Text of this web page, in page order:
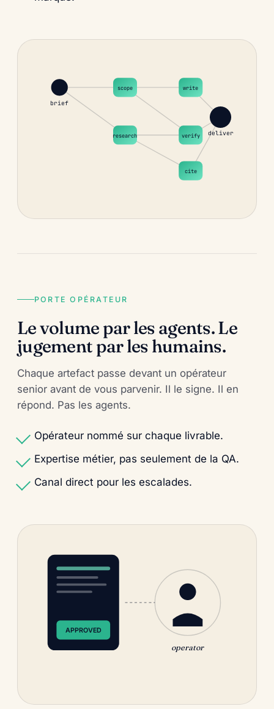
brief
scope
research
write
verify
cite
deliver
PORTE OPÉRATEUR
Le volume par les agents. Le
jugement par les humains.
Chaque artefact passe devant un opérateur
senior avant de vous parvenir. Il le signe. Il en
répond. Pas les agents.
Opérateur nommé sur chaque livrable.
Expertise métier, pas seulement de la QA.
Canal direct pour les escalades.
APPROVED
operator